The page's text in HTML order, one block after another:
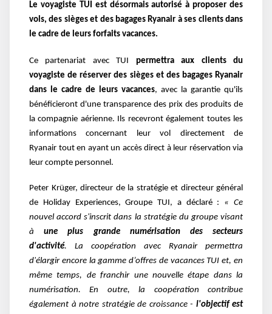
Le voyagiste TUI est désormais autorisé à proposer des
vols, des sièges et des bagages Ryanair à ses clients dans
le cadre de leurs forfaits vacances.
Ce partenariat avec TUI permettra aux clients du
voyagiste de réserver des sièges et des bagages Ryanair
dans le cadre de leurs vacances, avec la garantie qu'ils
bénéficieront d'une transparence des prix des produits de
la compagnie aérienne. Ils recevront également toutes les
informations concernant leur vol directement de
Ryanair tout en ayant un accès direct à leur réservation via
leur compte personnel.
Peter Krüger, directeur de la stratégie et directeur général
de Holiday Experiences, Groupe TUI, a déclaré : « Ce
nouvel accord s'inscrit dans la stratégie du groupe visant
àune plus grande numérisation des secteurs
d'activité. La coopération avec Ryanair permettra
d'élargir encore la gamme d’offres de vacances TUI et, en
même temps, defranchir une nouvelle étape dans la
numérisation. En outre, la coopération contribue
également à notre stratégie de croissance - l'objectif est